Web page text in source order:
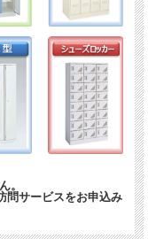
。
問サービスをお申込み